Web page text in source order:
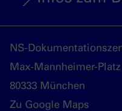
NS-
Max-Mannheimer-Platz
80333 München
Zu Google Maps